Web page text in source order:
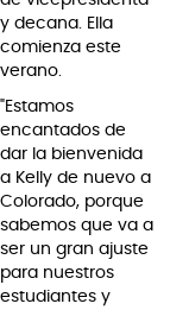
y decana. Ella
comienza este
verano.
"Estamos
encantados de
dar la bienvenida
a Kelly de nuevo a
Colorado, porque
sabemos que va a
ser un gran ajuste
para nuestros
estudiantes y